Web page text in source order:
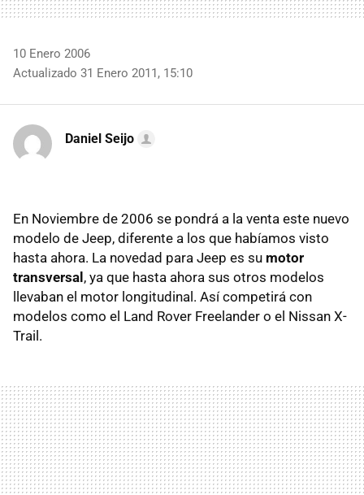
10 Enero 2006
Actualizado 31 Enero 2011, 15:10
Daniel Seijo
En Noviembre de 2006 se pondrá a la venta este nuevo
modelo de Jeep, diferente a los que habíamos visto
hasta ahora. La novedad para Jeep es su motor
transversal , ya que hasta ahora sus otros modelos
llevaban el motor longitudinal. Así competirá con
modelos como el Land Rover Freelander o el Nissan X-
Trail.